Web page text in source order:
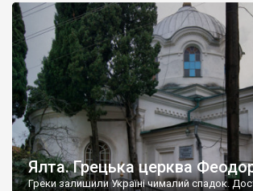
Ялта. Грецька церква
Греки залишили Україні чималий спадок.